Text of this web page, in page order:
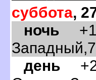
суббота,
ночь
день